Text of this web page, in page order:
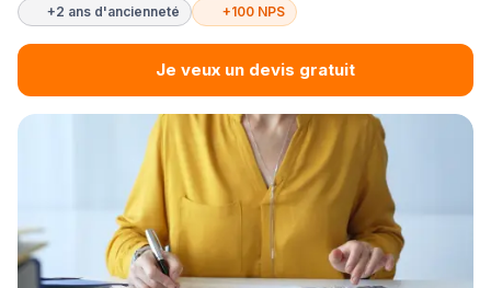
+2 ans d'ancienneté +100 NPS
Je veux un devis gratuit